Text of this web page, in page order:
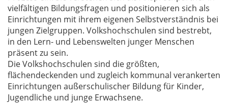
vielfältigen Bildungsfragen und positionieren sich als
Einrichtungen mit ihrem eigenen Selbstverständnis bei
jungen Zielgruppen. Volkshochschulen sind bestrebt,
in den Lern- und Lebenswelten junger Menschen
präsent zu sein.
Die Volkshochschulen sind die größten,
flächendeckenden und zugleich kommunal verankerten
Einrichtungen außerschulischer Bildung für Kinder,
Jugendliche und junge Erwachsene.